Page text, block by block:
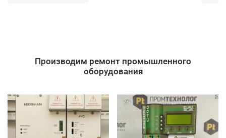
Производим ремонт промышленного
оборудования